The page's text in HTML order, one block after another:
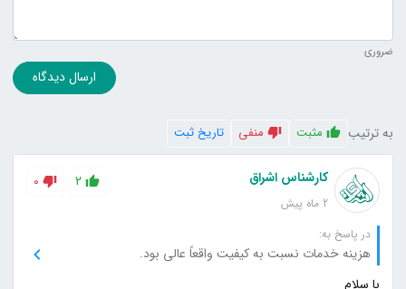
ضروری
ارسال دیدگاه
به ترتیب مثبت منفی تاریخ ثبت
کارشناس اشراق
2 ماه پیش
2
0
در پاسخ به:
هزینه خدمات نسبت به کیفیت واقعاً عالی بود.